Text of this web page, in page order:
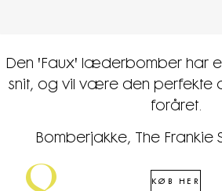
Den 'Faux' læderbomber har
snit, og vil være den perfekte
foråret.
Bomberjakke, The Frankie
KØB HER